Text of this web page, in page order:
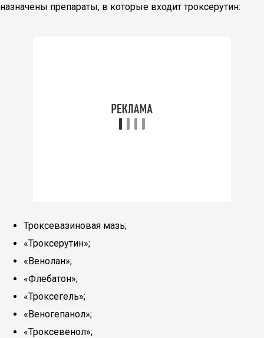
назначены препараты, в которые входит троксерутин:
Троксевазиновая мазь;
«Троксерутин»;
«Венолан»;
«Флебатон»;
«Троксегель»;
«Веногепанол»;
«Троксевенол»;